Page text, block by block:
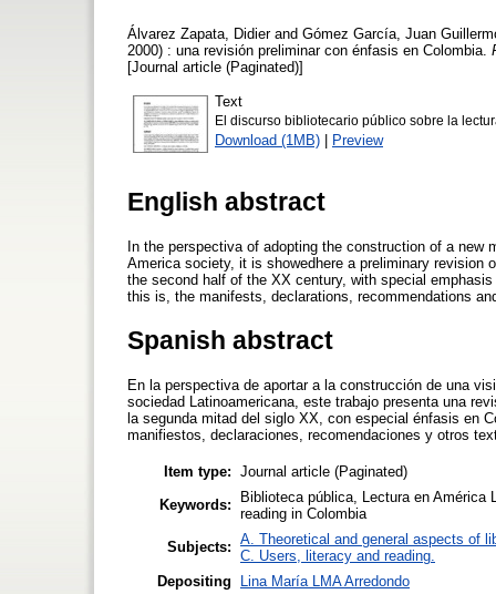
Álvarez Zapata, Didierand Gómez García, Juan
2000) : una revisión preliminar con énfasis en Colombia.
[Journal article (Paginated)]
Text
El discurso bibliotecario público sobre la
Download (1MB) | Preview
English abstract
In the perspectiva of adopting the construction of a
America society, it is showedhere a preliminary revision
the second half of the XX century, with special
this is, the manifests, declarations, recommendations
Spanish abstract
En la perspectiva de aportar a la construcción de una
sociedad Latinoamericana, este trabajo presenta una
la segunda mitad del siglo XX, con especial énfasis en
manifiestos, declaraciones, recomendaciones y otros
Item type: Journal article (Paginated)
Keywords:
Biblioteca pública, Lectura en América
reading in Colombia
Subjects: A. Theoretical and general aspects of
C. Users, literacy and reading.
Depositing
Lina María LMA Arredondo